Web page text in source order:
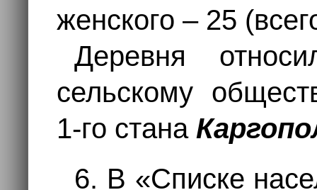
женского – 25
Деревня
сельскому
1-го стана
6. В «Списке